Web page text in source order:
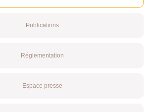
Publications
Réglementation
Espace presse